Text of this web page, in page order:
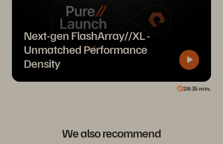
Next-gen FlashArray//XL -
Unmatched Performance
Density
28 35 min.
We also recommend